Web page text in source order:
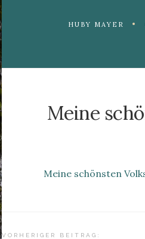
HUBY MAYER
Meine
Meine schönsten
VORHERIGER BEITRAG: